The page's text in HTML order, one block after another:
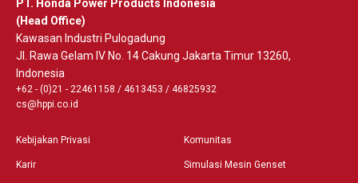
PT. Honda Power Products Indonesia
(Head Office)
Kawasan Industri Pulogadung
Jl. Rawa Gelam IV No. 14 Cakung Jakarta Timur 13260,
Indonesia
+62 - (0)21 - 22461158 / 4613453 / 46825932
cs@hppi.co.id
Kebijakan Privasi Komunitas
Karir Simulasi Mesin Genset